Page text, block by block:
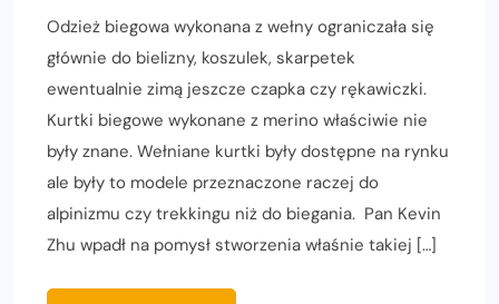
Odzież biegowa wykonana z wełny ograniczała się
głównie do bielizny, koszulek, skarpetek
ewentualnie zimą jeszcze czapka czy rękawiczki.
Kurtki biegowe wykonane z merino właściwie nie
były znane. Wełniane kurtki były dostępne na rynku
ale były to modele przeznaczone raczej do
alpinizmu czy trekkingu niż do biegania. Pan Kevin
Zhu wpadł na pomysł stworzenia właśnie takiej […]